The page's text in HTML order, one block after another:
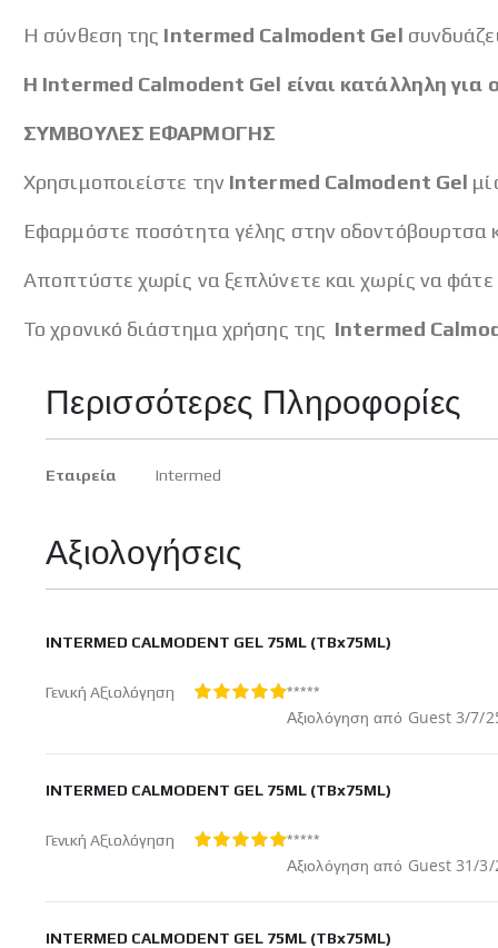
Η σύνθεση της Intermed Calmodent Gel
Η Intermed Calmodent Gel είναι κατάλληλη για
ΣΥΜΒΟΥΛΕΣ ΕΦΑΡΜΟΓΗΣ
Χρησιμοποιείστε την Intermed Calmodent Gel
Εφαρμόστε ποσότητα γέλης στην οδοντόβουρτσα
Αποπτύστε χωρίς να ξεπλύνετε και χωρίς να φάτε
Το χρονικό διάστημα χρήσης της Intermed
Περισσότερες Πληροφορίες
Περισσότερες
Εταιρεία Intermed
Αξιολογήσεις
INTERMED CALMODENT GEL 75ML (TBx75ML)
Γενική Αξιολόγηση
*****
Αξιολόγηση από Guest3/7/
INTERMED CALMODENT GEL 75ML (TBx75ML)
Γενική Αξιολόγηση
*****
Αξιολόγηση από Guest31/3/
INTERMED CALMODENT GEL 75ML (TBx75ML)